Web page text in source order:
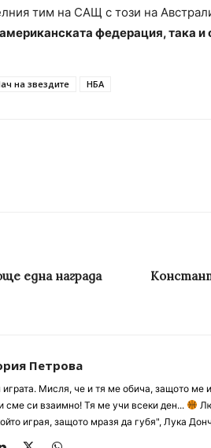
тим на САЩ с този на
федерация, така
на звездите НБА
една награда
Петрова
Мисля, че и тя ме обича, защото ме
сме си взаимно! Тя ме учи всеки ден...
играя, защото мразя да губя", Лука